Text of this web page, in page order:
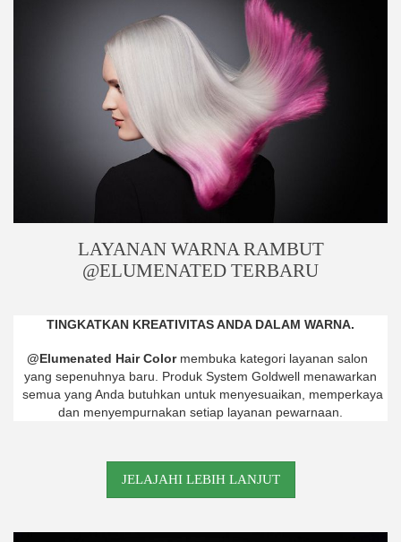
LAYANAN WARNA RAMBUT
@ELUMENATED TERBARU
TINGKATKAN KREATIVITAS ANDA DALAM WARNA.
@Elumenated Hair Colormembuka kategori layanan salon
yang sepenuhnya baru. Produk System Goldwell menawarkan
semua yang Anda butuhkan untuk menyesuaikan, memperkaya
dan menyempurnakan setiap layanan pewarnaan.
JELAJAHI LEBIH LANJUT